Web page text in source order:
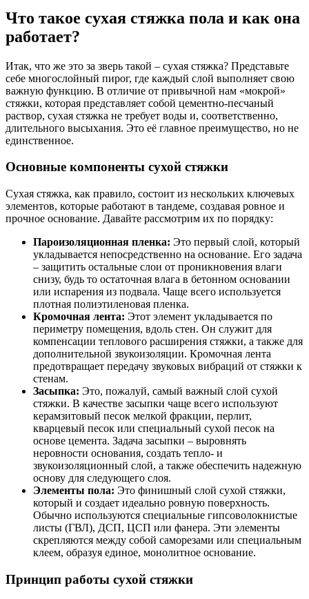
Что такое сухая стяжка пола и как она
работает?
Итак, что же это за зверь такой – сухая стяжка? Представьте
себе многослойный пирог, где каждый слой выполняет свою
важную функцию. В отличие от привычной нам «мокрой»
стяжки, которая представляет собой цементно-песчаный
раствор, сухая стяжка не требует воды и, соответственно,
длительного высыхания. Это её главное преимущество, но не
единственное.
Основные компоненты сухой стяжки
Сухая стяжка, как правило, состоит из нескольких ключевых
элементов, которые работают в тандеме, создавая ровное и
прочное основание. Давайте рассмотрим их по порядку:
Пароизоляционная пленка: Это первый слой, который
укладывается непосредственно на основание. Его задача
– защитить остальные слои от проникновения влаги
снизу, будь то остаточная влага в бетонном основании
или испарения из подвала. Чаще всего используется
плотная полиэтиленовая пленка.
Кромочная лента: Этот элемент укладывается по
периметру помещения, вдоль стен. Он служит для
компенсации теплового расширения стяжки, а также для
дополнительной звукоизоляции. Кромочная лента
предотвращает передачу звуковых вибраций от стяжки к
стенам.
Засыпка: Это, пожалуй, самый важный слой сухой
стяжки. В качестве засыпки чаще всего используют
керамзитовый песок мелкой фракции, перлит,
кварцевый песок или специальный сухой песок на
основе цемента. Задача засыпки – выровнять
неровности основания, создать тепло- и
звукоизоляционный слой, а также обеспечить надежную
основу для следующего слоя.
Элементы пола: Это финишный слой сухой стяжки,
который и создает идеально ровную поверхность.
Обычно используются специальные гипсоволокнистые
листы (ГВЛ), ДСП, ЦСП или фанера. Эти элементы
скрепляются между собой саморезами или специальным
клеем, образуя единое, монолитное основание.
Принцип работы сухой стяжки